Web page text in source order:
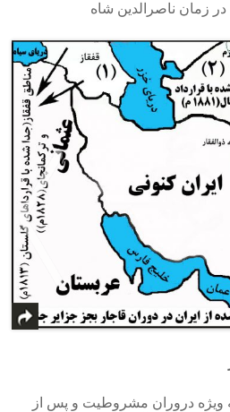
به ویژه دروران مشروطیت و پس از
>